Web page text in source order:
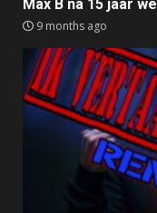
Max B na 15 jaar
9 months ago